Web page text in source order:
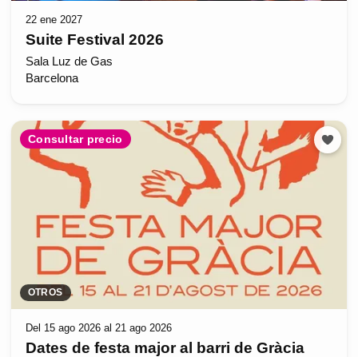
22 ene 2027
Suite Festival 2026
Sala Luz de Gas
Barcelona
Consultar precio
OTROS
Del 15 ago 2026 al 21 ago 2026
Dates de festa major al barri de Gràcia